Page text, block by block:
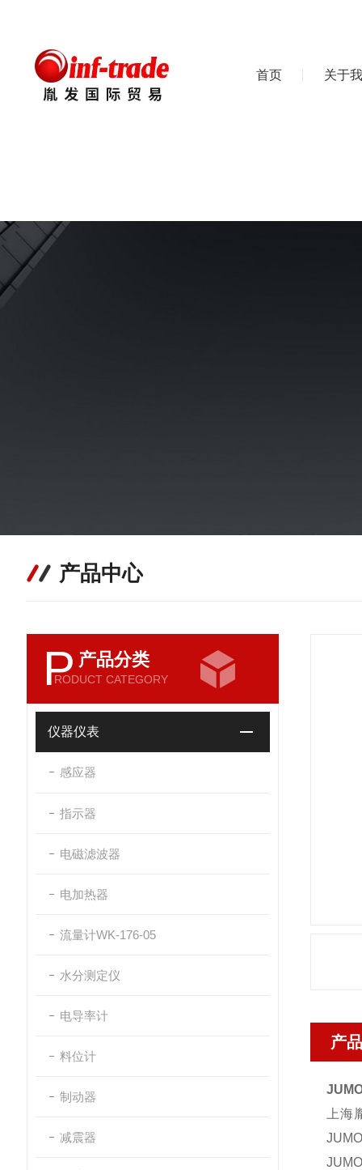
首页 关于
产品中心
P 产品分类
RODUCT CATEGORY
仪器仪表
感应器
指示器
电磁滤波器
电加热器
流量计WK-176-05
水分测定仪
电导率计
料位计
制动器
减震器
产
上
JUMO
JUMO